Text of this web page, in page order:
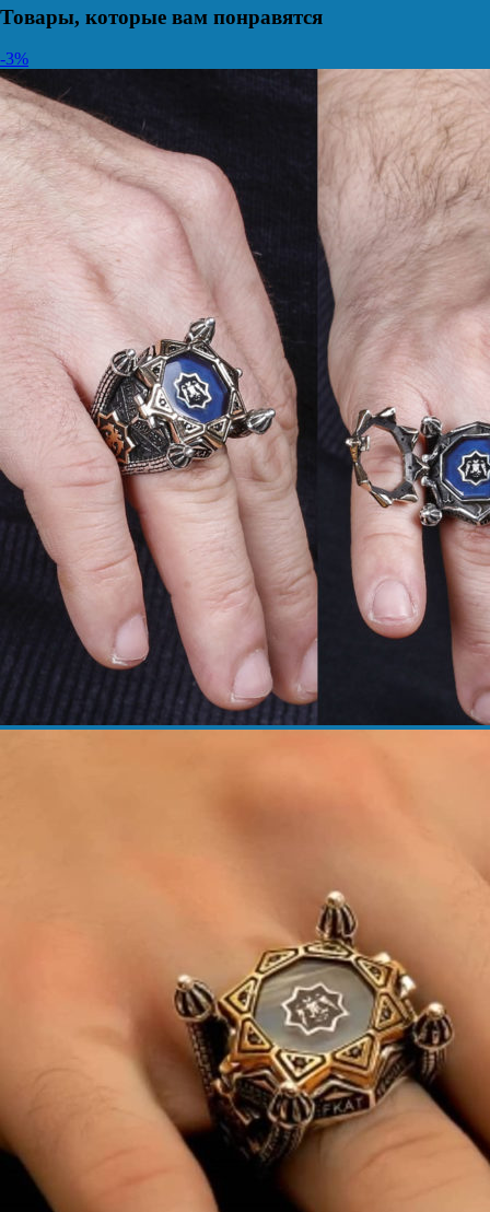
Товары, которые вам понравятся
-3%